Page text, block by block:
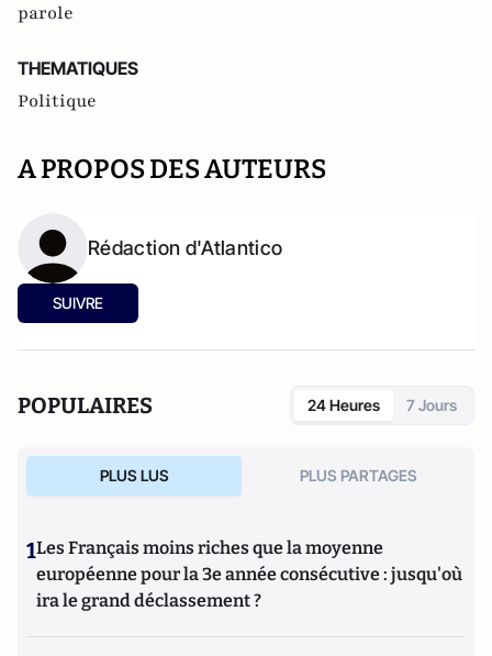
parole
THEMATIQUES
Politique
A PROPOS DES AUTEURS
Rédaction d'Atlantico
SUIVRE
POPULAIRES 24 Heures 7 Jours
PLUS LUS PLUS PARTAGES
1Les Français moins riches que la moyenne
européenne pour la 3e année consécutive : jusqu'où
ira le grand déclassement ?